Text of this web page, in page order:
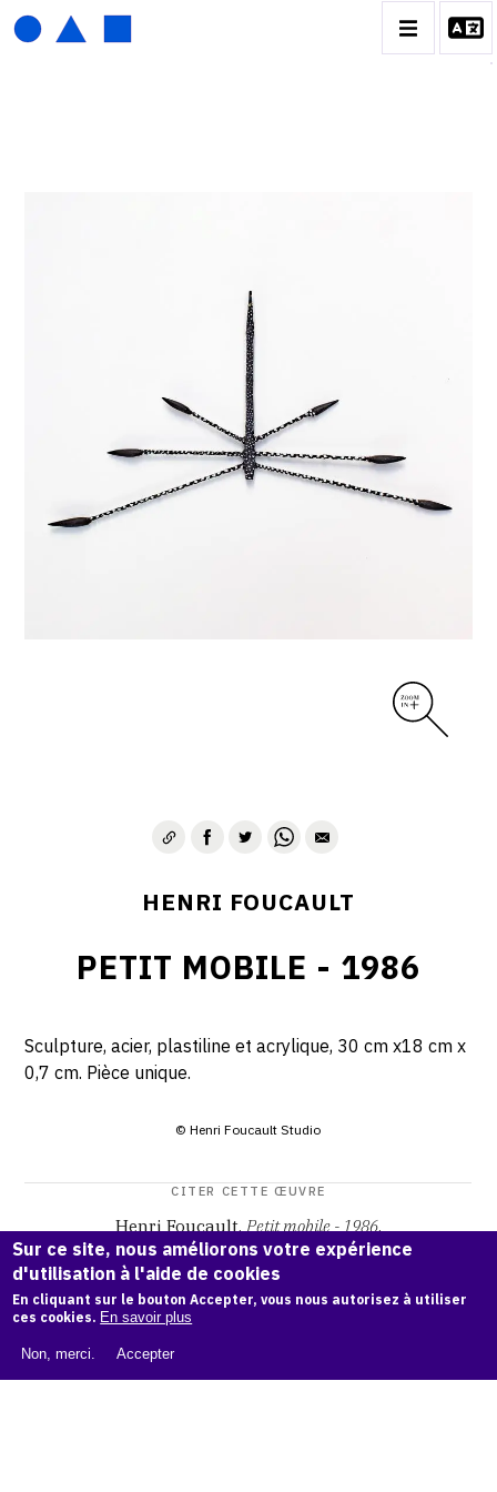
CATALOGUE DES OEUVRES
01_SCULPTURE
02_PHOTOGRAPHIQUE
03_COLLAGES
04_DESSINS
05_MONOTYPE
06_ARCHIVES
HENRI FOUCAULT
PETIT MOBILE - 1986
Sculpture, acier, plastiline et acrylique, 30 cm x18 cm x
0,7 cm. Pièce unique.
© Henri Foucault Studio
CITER CETTE ŒUVRE
Henri Foucault, Petit mobile - 1986.
Catalogue raisonné Henri Foucault, OAM.ark:38997/o17q
0q
COPIER LA CITATION
Sur ce site, nous améliorons votre expérience
d'utilisation à l'aide de cookies
En cliquant sur le bouton Accepter, vous nous autorisez à utiliser
ces cookies. En savoir plus
Non, merci. Accepter